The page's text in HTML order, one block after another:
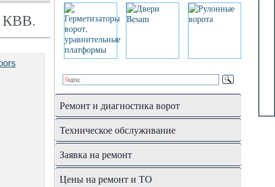
КВВ.
Ремонт и диагностика ворот
Техническое обслуживание
Заявка на ремонт
Цены на ремонт и ТО